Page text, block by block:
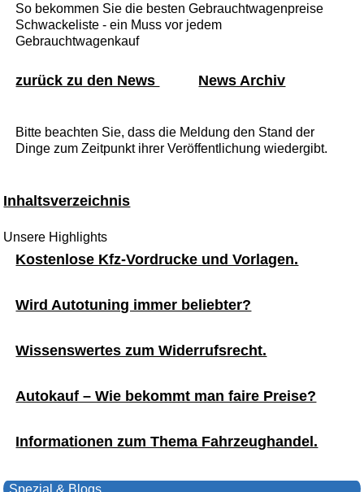
So bekommen Sie die besten Gebrauchtwagenpreise
Schwackeliste - ein Muss vor jedem
Gebrauchtwagenkauf
zurück zu den News News Archiv
Bitte beachten Sie, dass die Meldung den Stand der
Dinge zum Zeitpunkt ihrer Veröffentlichung wiedergibt.
Inhaltsverzeichnis
Unsere Highlights
Kostenlose Kfz-Vordrucke und Vorlagen.
Wird Autotuning immer beliebter?
Wissenswertes zum Widerrufsrecht.
Autokauf – Wie bekommt man faire Preise?
Informationen zum Thema Fahrzeughandel.
Spezial & Blogs